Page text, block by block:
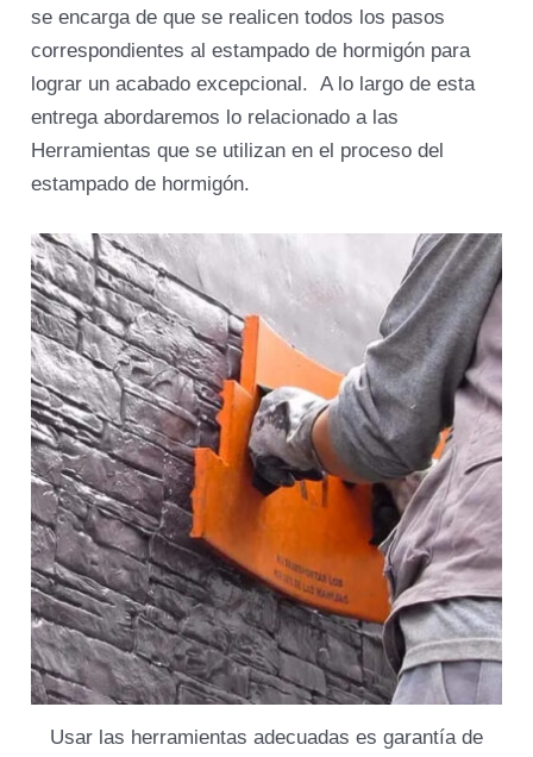
se encarga de que se realicen todos los pasos
correspondientes al estampado de hormigón para
lograr un acabado excepcional. A lo largo de esta
entrega abordaremos lo relacionado a las
Herramientas que se utilizan en el proceso del
estampado de hormigón.
Usar las herramientas adecuadas es garantía de